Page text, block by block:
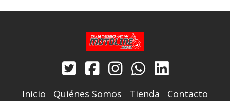
Inicio Quiénes Somos Tienda Contacto